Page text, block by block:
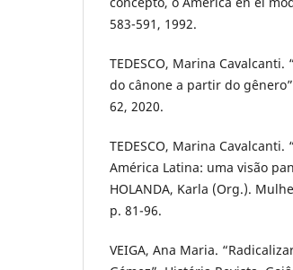
583-591, 1992.
TEDESCO, Marina
do cânone a partir do
62, 2020.
TEDESCO, Marina
América Latina: uma visão
HOLANDA, Karla (Org.).
p. 81-96.
VEIGA, Ana Maria.